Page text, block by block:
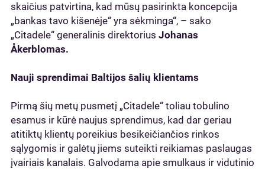
skaičius patvirtina, kad mūsų pasirinkta koncepcija
„bankas tavo kišenėje“ yra sėkminga“, – sako
„Citadele“ generalinis direktorius Johanas
Åkerblomas.
Nauji sprendimai Baltijos šalių klientams
Pirmą šių metų pusmetį „Citadele“ toliau tobulino
esamus ir kūrė naujus sprendimus, kad dar geriau
atitiktų klientų poreikius besikeičiančios rinkos
sąlygomis ir galėtų jiems suteikti reikiamas paslaugas
įvairiais kanalais. Galvodama apie smulkaus ir vidutinio